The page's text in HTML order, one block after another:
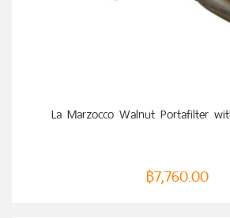
La Marzocco Walnut Portafilter
฿7,760.00